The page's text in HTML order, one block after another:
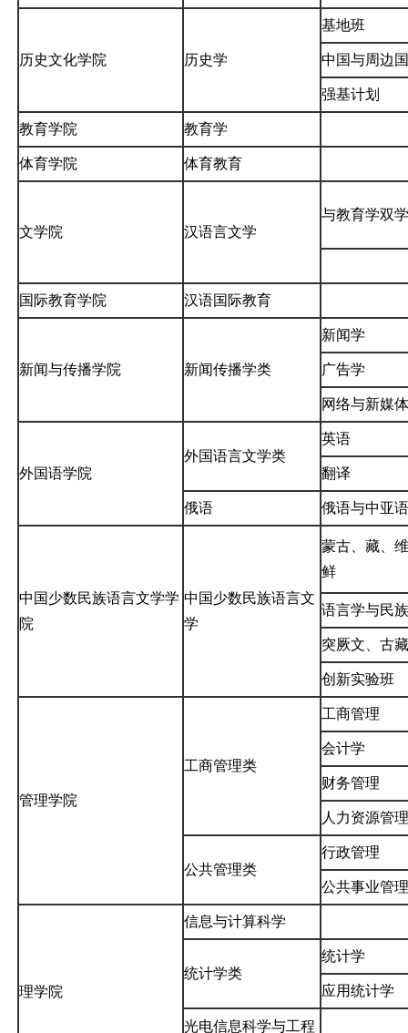
历史文化学院 历史学
基地班
中国与周边
强基计划
教育学院 教育学
体育学院 体育教育
文学院 汉语言文学
与教育学双
国际教育学院 汉语国际教育
新闻与传播学院 新闻传播学类
新闻学
广告学
网络与新媒
外国语学院
外国语言文学类
英语
翻译
俄语 俄语与中亚
中国少数民族语言文学学
院
中国少数民族语言文
学
蒙古、藏、
鲜
语言学与民
突厥文、古
创新实验班
管理学院
工商管理类
工商管理
会计学
财务管理
人力资源管
公共管理类
行政管理
公共事业管
理学院
信息与计算科学
统计学类
统计学
应用统计学
光电信息科学与工程